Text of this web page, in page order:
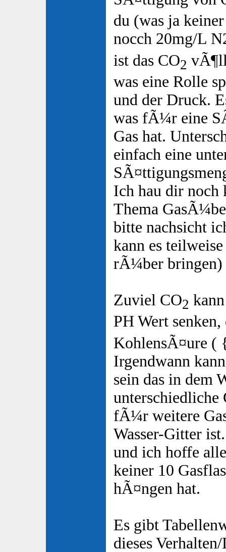
du (was ja
nocch 20mg/L
ist das CO2
was eine Rolle
und der Druck.
was fÃ¼r eine
Gas hat.
einfach eine
Ich hau dir
Thema
bitte nachsicht
kann es
rÃ¼ber
Zuviel CO2
PH Wert senken,
KohlensÃ¤ure (
Irgendwann
sein das in dem
unterschiedliche
fÃ¼r weitere
Wasser-Gitter
und ich hoffe
keiner 10
hÃ¤ngen hat.
Es gibt
dieses